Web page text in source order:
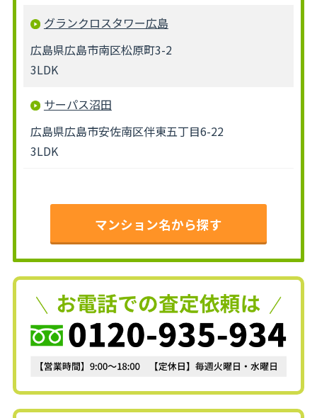
グランクロスタワー広島
広島県広島市南区松原町3-2
3LDK
サーパス沼田
広島県広島市安佐南区伴東五丁目6-22
3LDK
マンション名から探す